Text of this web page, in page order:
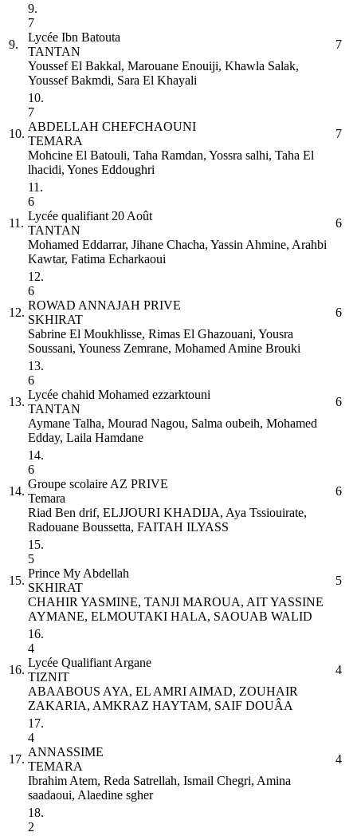
9.
9.
7
Lycée Ibn Batouta
TANTAN
Youssef El Bakkal, Marouane Enouiji, Khawla Salak,
Youssef Bakmdi, Sara El Khayali
7
10.
10.
7
ABDELLAH CHEFCHAOUNI
TEMARA
Mohcine El Batouli, Taha Ramdan, Yossra salhi, Taha El
lhacidi, Yones Eddoughri
7
11.
11.
6
Lycée qualifiant 20 Août
TANTAN
Mohamed Eddarrar, Jihane Chacha, Yassin Ahmine, Arahbi
Kawtar, Fatima Echarkaoui
6
12.
12.
6
ROWAD ANNAJAH PRIVE
SKHIRAT
Sabrine El Moukhlisse, Rimas El Ghazouani, Yousra
Soussani, Youness Zemrane, Mohamed Amine Brouki
6
13.
13.
6
Lycée chahid Mohamed ezzarktouni
TANTAN
Aymane Talha, Mourad Nagou, Salma oubeih, Mohamed
Edday, Laila Hamdane
6
14.
14.
6
Groupe scolaire AZ PRIVE
Temara
Riad Ben drif, ELJJOURI KHADIJA, Aya Tssiouirate,
Radouane Boussetta, FAITAH ILYASS
6
15.
15.
5
Prince My Abdellah
SKHIRAT
CHAHIR YASMINE, TANJI MAROUA, AIT YASSINE
AYMANE, ELMOUTAKI HALA, SAOUAB WALID
5
16.
16.
4
Lycée Qualifiant Argane
TIZNIT
ABAABOUS AYA, EL AMRI AIMAD, ZOUHAIR
ZAKARIA, AMKRAZ HAYTAM, SAIF DOUÂA
4
17.
17.
4
ANNASSIME
TEMARA
Ibrahim Atem, Reda Satrellah, Ismail Chegri, Amina
saadaoui, Alaedine sgher
4
18.
2